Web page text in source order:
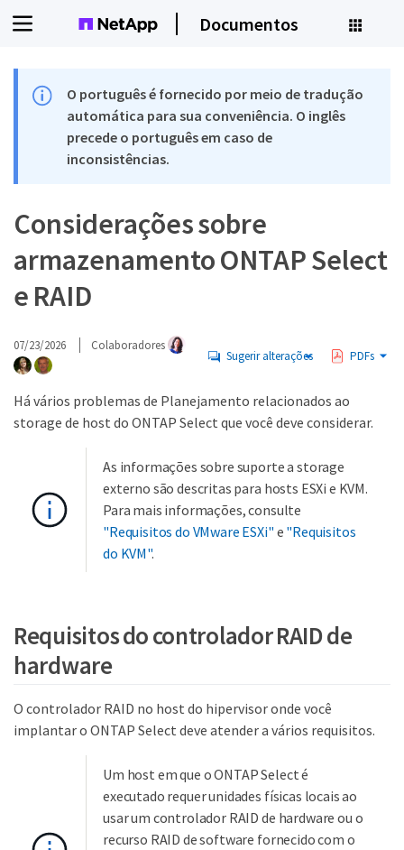
Documentos
O português é fornecido por meio de tradução
automática para sua conveniência. O inglês
precede o português em caso de
inconsistências.
Considerações sobre
armazenamento ONTAP Select
e RAID
07/23/2026 Colaboradores
Sugerir alterações PDFs
Há vários problemas de Planejamento relacionados ao
storage de host do ONTAP Select que você deve considerar.
As informações sobre suporte a storage
externo são descritas para hosts ESXi e KVM.
Para mais informações, consulte
"Requisitos do VMware ESXi" e "Requisitos
do KVM".
Requisitos do controlador RAID de
hardware
O controlador RAID no host do hipervisor onde você
implantar o ONTAP Select deve atender a vários requisitos.
Um host em que o ONTAP Select é
executado requer unidades físicas locais ao
usar um controlador RAID de hardware ou o
recurso RAID de software fornecido com o